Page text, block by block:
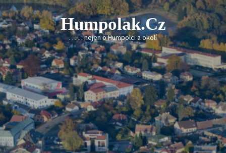
Skip
to
content
Humpolak.cz
. . . . . nejen o Humpolci a okolí